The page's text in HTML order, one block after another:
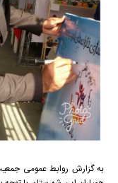
به گزارش روابط عمومی